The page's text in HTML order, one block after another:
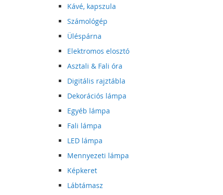
Kávé, kapszula
Számológép
Üléspárna
Elektromos elosztó
Asztali & Fali óra
Digitális rajztábla
Dekorációs lámpa
Egyéb lámpa
Fali lámpa
LED lámpa
Mennyezeti lámpa
Képkeret
Lábtámasz